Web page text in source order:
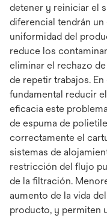
detener y reiniciar el
diferencial tendrán
uniformidad del
reduce los
eliminar el rechazo
de repetir trabajos.
fundamental reducir
eficacia este
de espuma de
correctamente el
sistemas de
restricción del flujo
de la filtración.
aumento de la vida
producto, y permiten